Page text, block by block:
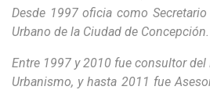
Desde 1997 oficia como
Urbano de la Ciudad de Concepción.
Entre 1997 y 2010 fue consultor
Urbanismo, y hasta 2011 fue